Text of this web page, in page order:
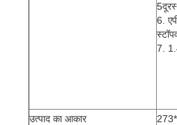
6.
7.
उत्पाद का आकार